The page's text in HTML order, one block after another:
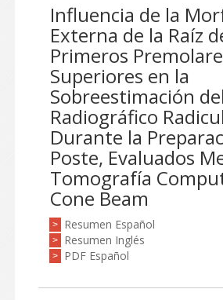
Influencia de la
Externa de la Raíz
Primeros
Superiores en la
Sobreestimación
Radiográfico
Durante la
Poste, Evaluados
Tomografía
Cone Beam
> Resumen Español
> Resumen Inglés
> PDF Español